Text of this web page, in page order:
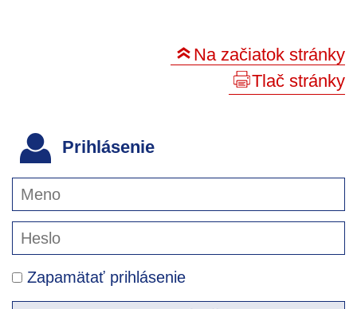
Na začiatok stránky
Tlač stránky
Prihlásenie
Zapamätať prihlásenie